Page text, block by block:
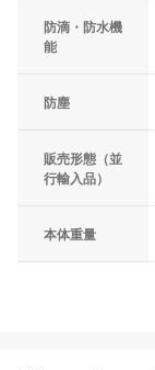
防滴・防水機
能
防塵
販売形態（並
行輸入品）
本体重量